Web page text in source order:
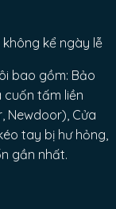
không kể ngày lễ
bao gồm: Bảo
tấm liền
Newdoor), Cửa
tay bị hư hỏng,
gần nhất.